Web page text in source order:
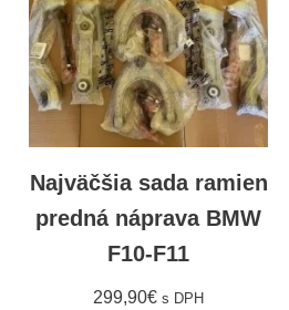
Najväčšia sada ramien
predná náprava BMW
F10-F11
299,90€ s DPH